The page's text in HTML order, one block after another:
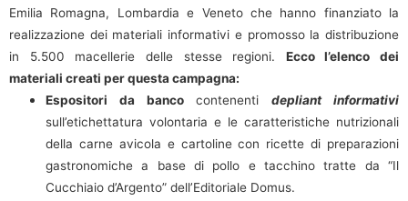
Emilia Romagna, Lombardia e Veneto che hanno finanziato la
realizzazione dei materiali informativi e promosso la distribuzione
in 5.500 macellerie delle stesse regioni. Ecco l’elenco dei
materiali creati per questa campagna:
Espositori da banco contenenti depliant informativi
sull’etichettatura volontaria e le caratteristiche nutrizionali
della carne avicola e cartoline con ricette di preparazioni
gastronomiche a base di pollo e tacchino tratte da “Il
Cucchiaio d’Argento” dell’Editoriale Domus.